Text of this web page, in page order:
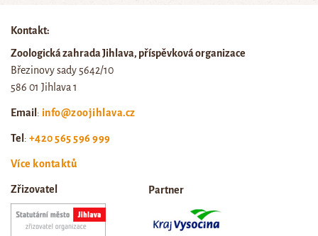
Kontakt:
Zoologická zahrada Jihlava, příspěvková organizace
Březinovy sady 5642/10
586 01 Jihlava 1
Email : info@zoojihlava.cz
Tel : +420 565 596 999
Více kontaktů
Zřizovatel Partner